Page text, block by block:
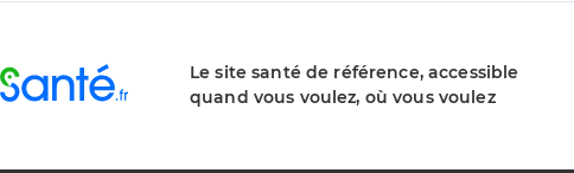
Le site santé de référence, accessible
quand vous voulez, où vous voulez